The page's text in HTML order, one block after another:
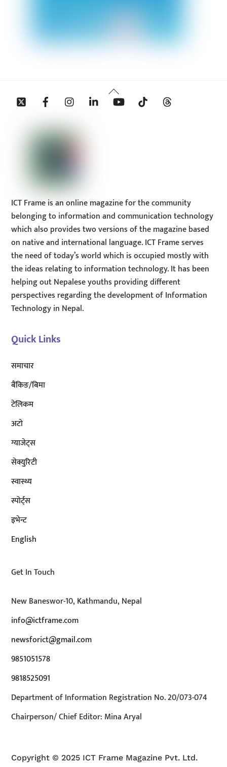
Back
To
Twitter Facebook InstagramLinkedin YouTube Tiktok
ICT Frame is an online magazine for the community
belonging to information and communication technology
which also provides two versions of the magazine based
on native and international language. ICT Frame serves
the need of today’s world which is occupied mostly with
the ideas relating to information technology. It has been
helping out Nepalese youths providing different
perspectives regarding the development of Information
Technology in Nepal.
Quick Links
समाचार
बैंकिङ/बिमा
टेलिकम
अटाे
ग्याजेट्स
सेक्युरिटी
स्वास्थ्य
स्पोर्ट्स
इभेन्ट
English
Get In Touch
New Baneswor-10, Kathmandu, Nepal
info@ictframe.com
newsforict@gmail.com
9851051578
9818525091
Department of Information Registration No. 20/073-074
Chairperson/ Chief Editor: Mina Aryal
Copyright © 2025 ICT Frame Magazine Pvt. Ltd.